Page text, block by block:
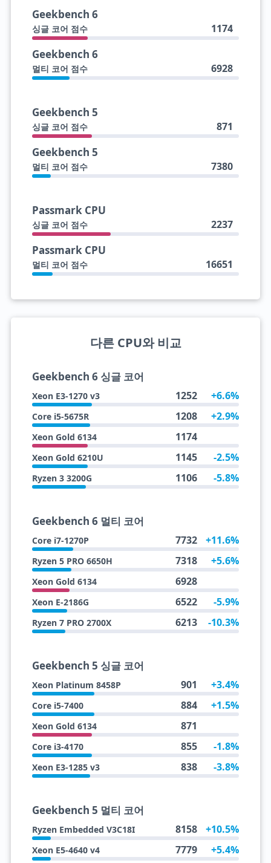
Geekbench 6
싱글 코어 점수 1174
Geekbench 6
멀티 코어 점수 6928
Geekbench 5
싱글 코어 점수 871
Geekbench 5
멀티 코어 점수 7380
Passmark CPU
싱글 코어 점수 2237
Passmark CPU
멀티 코어 점수 16651
다른 CPU와 비교
Geekbench 6 싱글 코어
Xeon E3-1270 v3 1252 +6.6%
Core i5-5675R 1208 +2.9%
Xeon Gold 6134 1174
Xeon Gold 6210U 1145 -2.5%
Ryzen 3 3200G 1106 -5.8%
Geekbench 6 멀티 코어
Core i7-1270P 7732 +11.6%
Ryzen 5 PRO 6650H 7318 +5.6%
Xeon Gold 6134 6928
Xeon E-2186G 6522 -5.9%
Ryzen 7 PRO 2700X 6213 -10.3%
Geekbench 5 싱글 코어
Xeon Platinum 8458P 901 +3.4%
Core i5-7400 884 +1.5%
Xeon Gold 6134 871
Core i3-4170 855 -1.8%
Xeon E3-1285 v3 838 -3.8%
Geekbench 5 멀티 코어
Ryzen Embedded V3C18I 8158 +10.5%
Xeon E5-4640 v4 7779 +5.4%